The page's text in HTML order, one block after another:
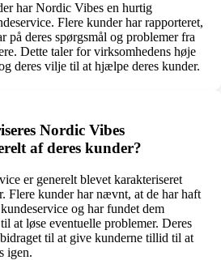
har Nordic Vibes en hurtig
Flere kunder har rapporteret,
på deres spørgsmål og problemer fra
Dette taler for virksomhedens høje
deres vilje til at hjælpe deres kunder.
Nordic Vibes
af deres kunder?
er generelt blevet karakteriseret
Flere kunder har nævnt, at de har haft
og har fundet dem
at løse eventuelle problemer. Deres
til at give kunderne tillid til at
igen.